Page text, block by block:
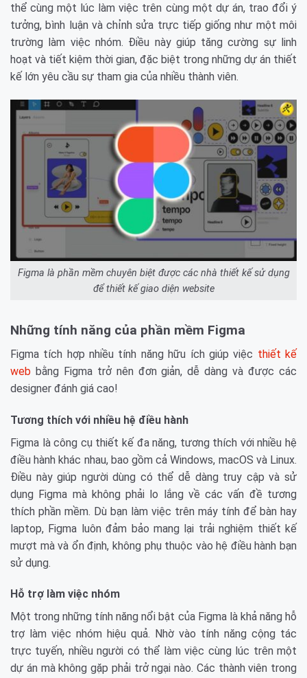
thể cùng một lúc làm việc trên cùng một dự án, trao đổi ý
tưởng, bình luận và chỉnh sửa trực tiếp giống như một môi
trường làm việc nhóm. Điều này giúp tăng cường sự linh
hoạt và tiết kiệm thời gian, đặc biệt trong những dự án thiết
kế lớn yêu cầu sự tham gia của nhiều thành viên.
Figma là phần mềm chuyên biệt được các nhà thiết kế sử dụng
để thiết kế giao diện website
Những tính năng của phần mềm Figma
Figma tích hợp nhiều tính năng hữu ích giúp việc thiết kế
web bằng Figma trở nên đơn giản, dễ dàng và được các
designer đánh giá cao!
Tương thích với nhiều hệ điều hành
Figma là công cụ thiết kế đa năng, tương thích với nhiều hệ
điều hành khác nhau, bao gồm cả Windows, macOS và Linux.
Điều này giúp người dùng có thể dễ dàng truy cập và sử
dụng Figma mà không phải lo lắng về các vấn đề tương
thích phần mềm. Dù bạn làm việc trên máy tính để bàn hay
laptop, Figma luôn đảm bảo mang lại trải nghiệm thiết kế
mượt mà và ổn định, không phụ thuộc vào hệ điều hành bạn
sử dụng.
Hỗ trợ làm việc nhóm
Một trong những tính năng nổi bật của Figma là khả năng hỗ
trợ làm việc nhóm hiệu quả. Nhờ vào tính năng cộng tác
trực tuyến, nhiều người có thể làm việc cùng lúc trên một
dự án mà không gặp phải trở ngại nào. Các thành viên trong